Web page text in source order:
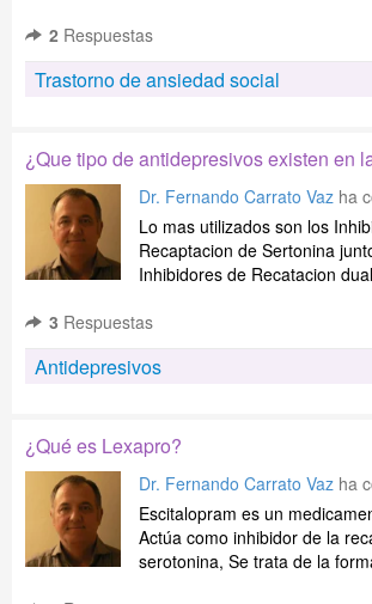
2 Respuestas
Trastorno de ansiedad social
¿Que tipo de antidepresivos existen en
Dr. Fernando Carrato Vaz ha
Lo mas utilizados son los
Recaptacion de Sertonina
Inhibidores de Recatacion
3 Respuestas
Antidepresivos
¿Qué es Lexapro?
Dr. Fernando Carrato Vaz ha
Escitalopram es un
Actúa como inhibidor de la
serotonina, Se trata de la